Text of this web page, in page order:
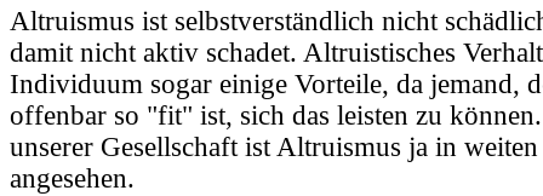
Altruismus ist selbstverständlich nicht
damit nicht aktiv schadet. Altruistisches
Individuum sogar einige Vorteile, da jemand,
offenbar so "fit" ist, sich das leisten zu
unserer Gesellschaft ist Altruismus ja in
angesehen.